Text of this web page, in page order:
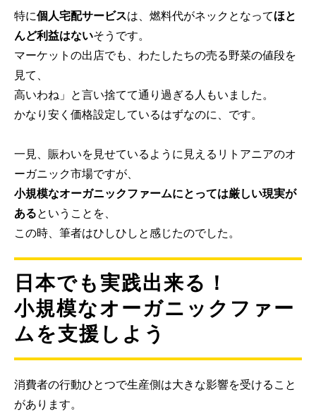
特に個人宅配サービスは、燃料代がネックとなってほと
んど利益はないそうです。
マーケットの出店でも、わたしたちの売る野菜の値段を
見て、
高いわね」と言い捨てて通り過ぎる人もいました。
かなり安く価格設定しているはずなのに、です。
一見、賑わいを見せているように見えるリトアニアのオ
ーガニック市場ですが、
小規模なオーガニックファームにとっては厳しい現実が
あるということを、
この時、筆者はひしひしと感じたのでした。
日本でも実践出来る！
小規模なオーガニックファー
ムを支援しよう
消費者の行動ひとつで生産側は大きな影響を受けること
があります。